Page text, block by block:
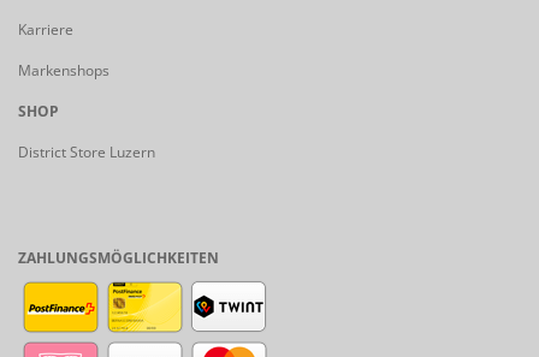
Karriere
Markenshops
SHOP
District Store Luzern
ZAHLUNGSMÖGLICHKEITEN